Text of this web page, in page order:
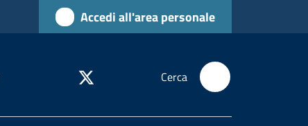
Accedi all'area personale
Cerca